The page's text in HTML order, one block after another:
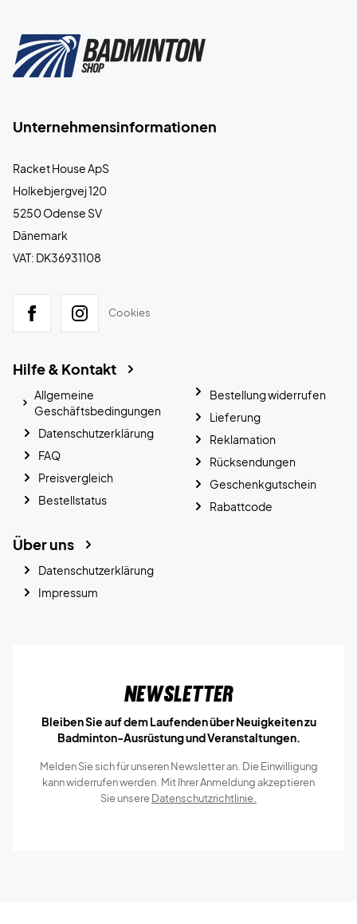
Unternehmensinformationen
Racket House ApS
Holkebjergvej 120
5250 Odense SV
Dänemark
VAT: DK36931108
Cookies
Hilfe & Kontakt
Allgemeine
Geschäftsbedingungen
Datenschutzerklärung
FAQ
Preisvergleich
Bestellstatus
Bestellung widerrufen
Lieferung
Reklamation
Rücksendungen
Geschenkgutschein
Rabattcode
Über uns
Datenschutzerklärung
Impressum
Newsletter
Bleiben Sie auf dem Laufenden über Neuigkeiten zu
Badminton-Ausrüstung und Veranstaltungen.
Melden Sie sich für unseren Newsletter an. Die Einwilligung
kann widerrufen werden. Mit Ihrer Anmeldung akzeptieren
Sie unsereDatenschutzrichtlinie.